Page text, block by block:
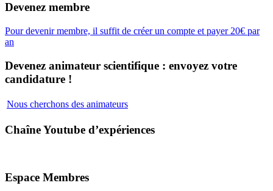
Devenez membre
Pour devenir membre, il suffit de créer un compte et payer 20€ par
an
Devenez animateur scientifique : envoyez votre
candidature !
Nous cherchons des animateurs
Chaîne Youtube d’expériences
Espace Membres